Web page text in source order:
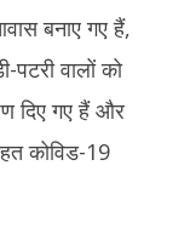
बनाए गए हैं,
वालों को
दिए गए हैं और
कोविड-19